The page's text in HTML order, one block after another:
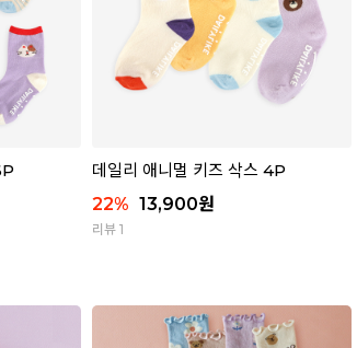
데일리 애니멀 키즈 삭스 4P
22% 13,900원
리뷰 1